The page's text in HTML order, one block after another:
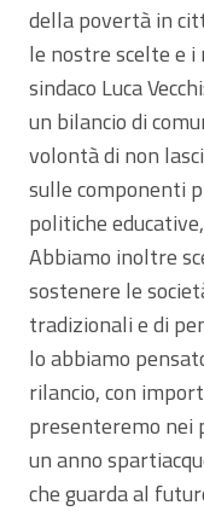
della povertà in
le nostre scelte e
sindaco Luca
un bilancio di
volontà di non
sulle componenti
politiche
Abbiamo inoltre
sostenere le
tradizionali e di
lo abbiamo
rilancio, con
presenteremo nei
un anno
che guarda al